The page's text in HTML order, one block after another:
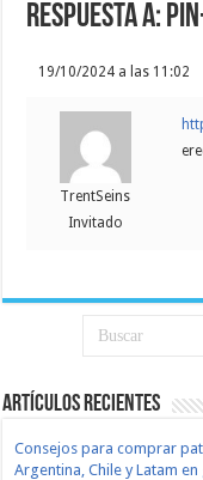
Respuesta a:
19/10/2024 a las 11:02
TrentSeins
Invitado
Artículos recientes
Consejos para comprar
Argentina, Chile y Latam en